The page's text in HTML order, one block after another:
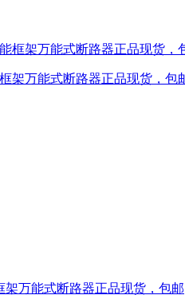
架万能式断路器正品现货，包